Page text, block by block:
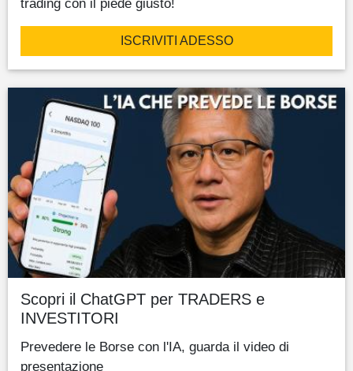
ISCRIVITI ADESSO
Scopri il ChatGPT per TRADERS e
INVESTITORI
Prevedere le Borse con l'IA, guarda il video di
presentazione